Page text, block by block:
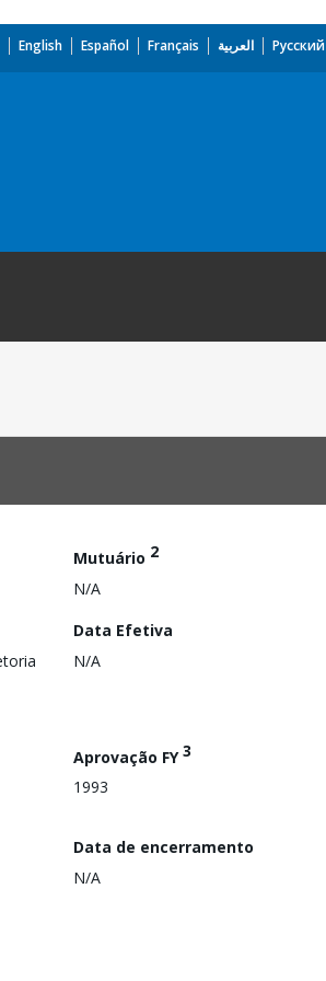
English Español Français العربية Русский
Mutuário 2
N/A
Data Efetiva
N/A
Aprovação FY3
1993
Data de encerramento
N/A